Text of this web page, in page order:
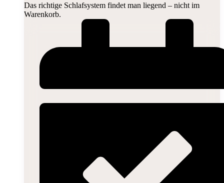
Das richtige Schlafsystem findet man liegend – nicht im
Warenkorb.